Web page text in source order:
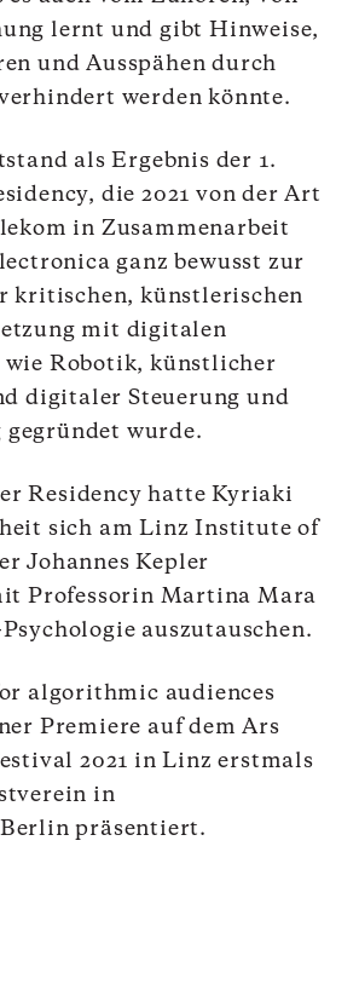
lernt und gibt Hinweise,
und Ausspähen durch
werden könnte.
als Ergebnis der 1.
die 2021 von der Art
in Zusammenarbeit
ganz bewusst zur
kritischen, künstlerischen
mit digitalen
wie Robotik, künstlicher
digitaler Steuerung und
gegründet wurde.
Residency hatte Kyriaki
sich am Linz Institute of
Johannes Kepler
Professorin Martina Mara
auszutauschen.
algorithmic audiences
Premiere auf dem Ars
2021 in Linz erstmals
in
präsentiert.